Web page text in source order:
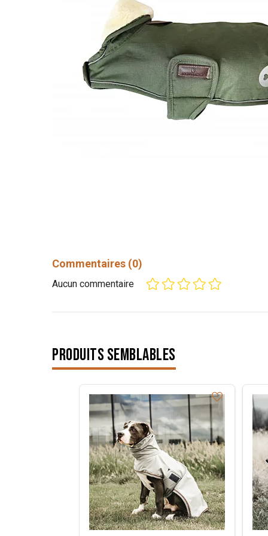
Commentaires (0)
Aucun commentaire
Produits semblables